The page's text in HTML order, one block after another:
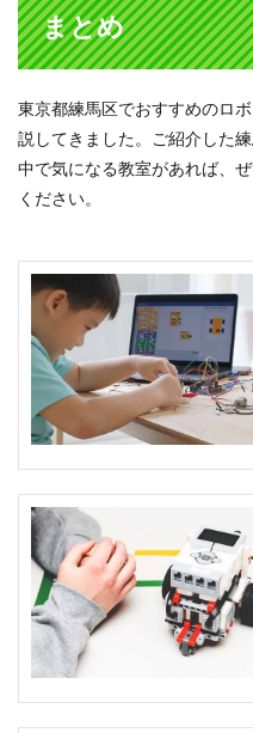
まとめ
東京都練馬区でおすすめのロ
説してきました。ご紹介した
中で気になる教室があれば、
ください。